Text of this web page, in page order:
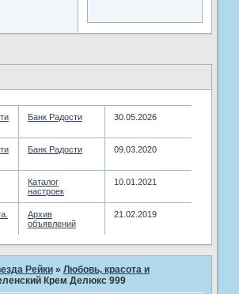
Банк Радости 30.05.2026
Банк Радости 09.03.2020
Каталог
настроек
10.01.2021
Архив
объявлений
21.02.2019
Рейки » Любовь, красота и
Крем Делюкс 999